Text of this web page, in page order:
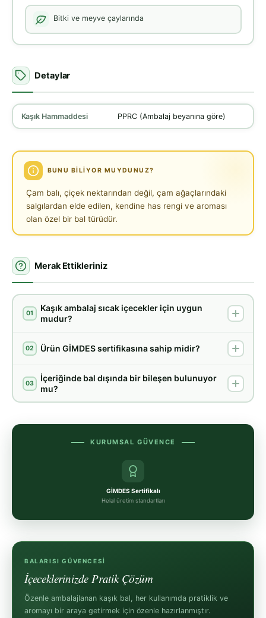
Bitki ve meyve çaylarında
Detaylar
Kaşık Hammaddesi PPRC (Ambalaj beyanına göre)
BUNU BILIYOR MUYDUNUZ?
Çam balı, çiçek nektarından değil, çam ağaçlarındaki
salgılardan elde edilen, kendine has rengi ve aroması
olan özel bir bal türüdür.
Merak Ettikleriniz
01
Kaşık ambalaj sıcak içecekler için uygun
mudur?
02 Ürün GİMDES sertifikasına sahip midir?
03
İçeriğinde bal dışında bir bileşen bulunuyor
mu?
KURUMSAL GÜVENCE
GİMDES Sertifikalı
Helal üretim standartları
BALARISI GÜVENCESI
İçeceklerinizde Pratik Çözüm
Özenle ambalajlanan kaşık bal, her kullanımda pratiklik ve
aromayı bir araya getirmek için özenle hazırlanmıştır.